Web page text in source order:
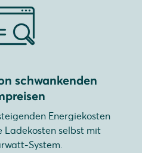
schwankenden
Energiekosten
Ladekosten selbst mit
System.